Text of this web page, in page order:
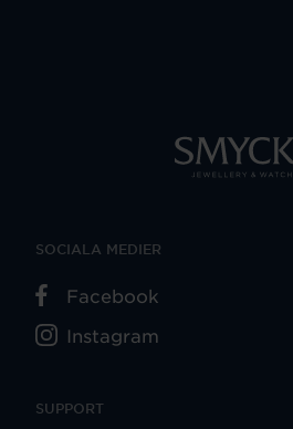
SUPPORT
SOCIALA MEDIER
Facebook
Instagram